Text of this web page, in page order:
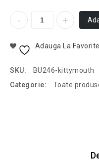
Adauga La Favorite
SKU:
BU246-kittymouth
Categorie:
Toate